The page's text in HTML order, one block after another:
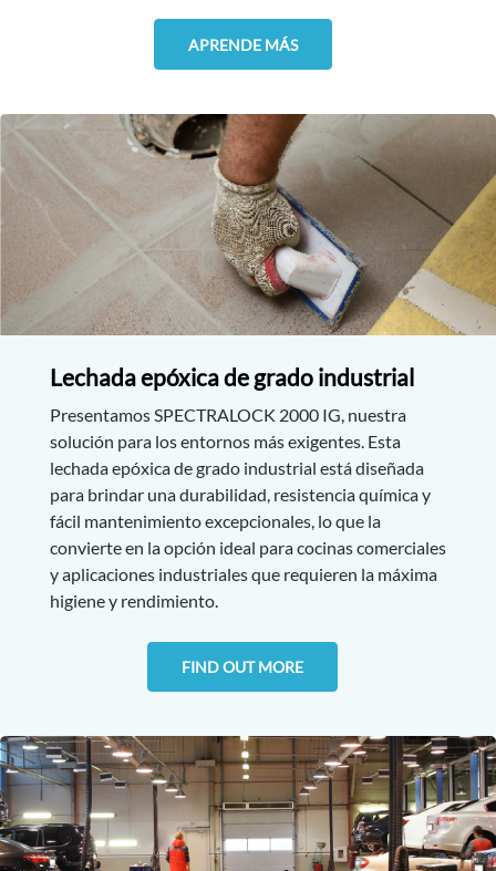
APRENDE MÁS
Lechada epóxica de grado industrial
Presentamos SPECTRALOCK 2000 IG, nuestra
solución para los entornos más exigentes. Esta
lechada epóxica de grado industrial está diseñada
para brindar una durabilidad, resistencia química y
fácil mantenimiento excepcionales, lo que la
convierte en la opción ideal para cocinas comerciales
y aplicaciones industriales que requieren la máxima
higiene y rendimiento.
FIND OUT MORE